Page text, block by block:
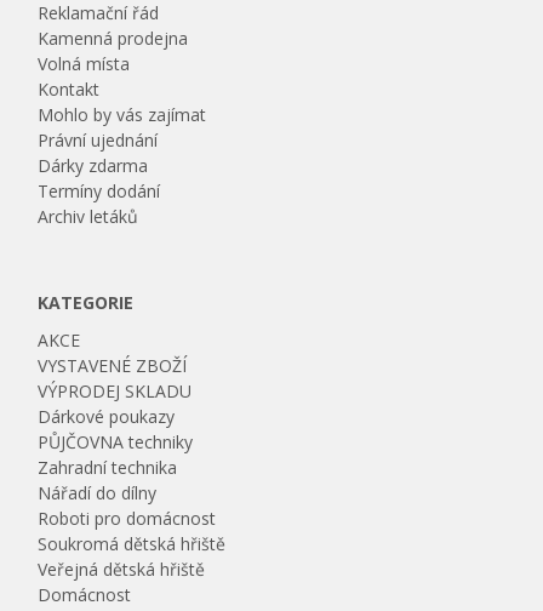
Reklamační řád
Kamenná prodejna
Volná místa
Kontakt
Mohlo by vás zajímat
Právní ujednání
Dárky zdarma
Termíny dodání
Archiv letáků
KATEGORIE
AKCE
VYSTAVENÉ ZBOŽÍ
VÝPRODEJ SKLADU
Dárkové poukazy
PŮJČOVNA techniky
Zahradní technika
Nářadí do dílny
Roboti pro domácnost
Soukromá dětská hřiště
Veřejná dětská hřiště
Domácnost